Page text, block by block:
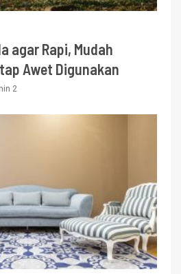
agar Rapi, Mudah
Awet Digunakan
2